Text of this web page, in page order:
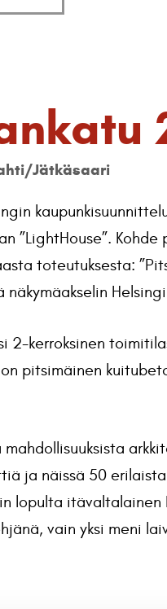
Jätkäsaari
”LightHouse”.
toteutuksesta:
2-kerroksinen
pitsimäinen
ja näissä 50
lopulta itävaltalainen
vain yksi meni